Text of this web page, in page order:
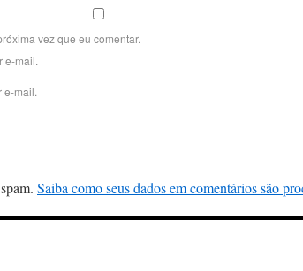
vez que eu comentar.
e-mail.
e-mail.
Saiba como seus dados em comentários são